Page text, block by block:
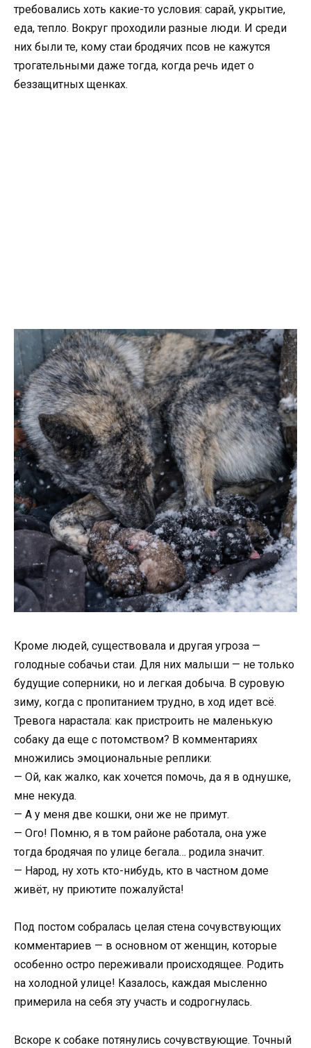
требовались хоть какие-то условия: сарай, укрытие,
еда, тепло. Вокруг проходили разные люди. И среди
них были те, кому стаи бродячих псов не кажутся
трогательными даже тогда, когда речь идет о
беззащитных щенках.
Кроме людей, существовала и другая угроза —
голодные собачьи стаи. Для них малыши — не только
будущие соперники, но и легкая добыча. В суровую
зиму, когда с пропитанием трудно, в ход идет всё.
Тревога нарастала: как пристроить не маленькую
собаку да еще с потомством? В комментариях
множились эмоциональные реплики:
— Ой, как жалко, как хочется помочь, да я в однушке,
мне некуда.
— А у меня две кошки, они же не примут.
— Ого! Помню, я в том районе работала, она уже
тогда бродячая по улице бегала… родила значит.
— Народ, ну хоть кто-нибудь, кто в частном доме
живёт, ну приютите пожалуйста!
Под постом собралась целая стена сочувствующих
комментариев — в основном от женщин, которые
особенно остро переживали происходящее. Родить
на холодной улице! Казалось, каждая мысленно
примерила на себя эту участь и содрогнулась.
Вскоре к собаке потянулись сочувствующие. Точный